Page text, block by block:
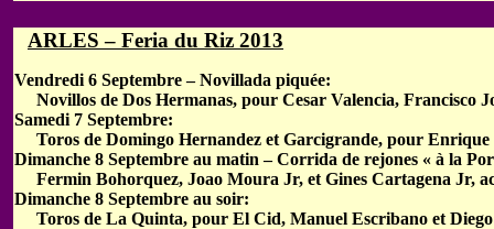
ARLES – Feria du Riz 2013
Vendredi 6 Septembre – Novillada piquée:
Novillos de Dos Hermanas, pour Cesar Valencia, Francisco
Samedi 7 Septembre:
Toros de Domingo Hernandez et Garcigrande, pour Enrique
Dimanche 8 Septembre au matin – Corrida de rejones « à la
Fermin Bohorquez, Joao Moura Jr, et Gines Cartagena Jr,
Dimanche 8 Septembre au soir:
Toros de La Quinta, pour El Cid, Manuel Escribano et